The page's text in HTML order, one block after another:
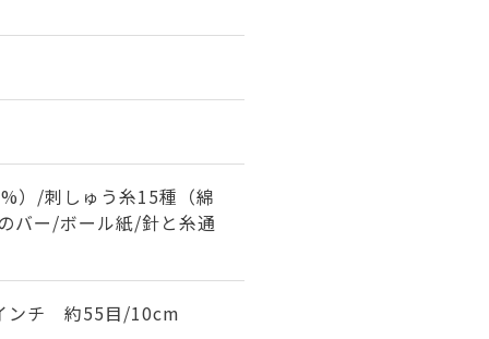
）/刺しゅう糸15種（綿
バー/ボール紙/針と糸通
ンチ 約55目/10cm